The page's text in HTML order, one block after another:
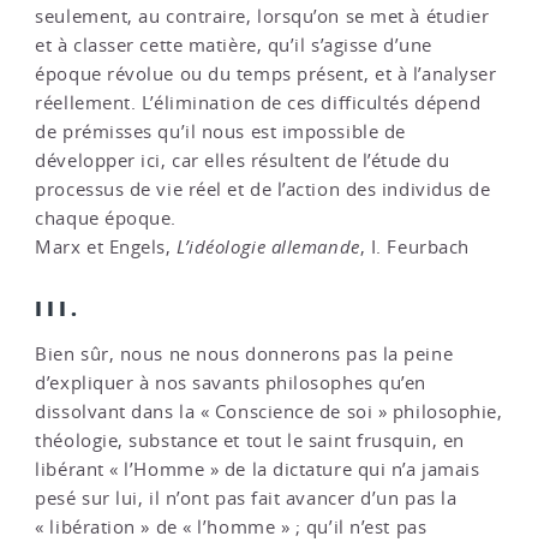
seulement, au contraire, lorsqu’on se met à étudier
et à classer cette matière, qu’il s’agisse d’une
époque révolue ou du temps présent, et à l’analyser
réellement. L’élimination de ces difficultés dépend
de prémisses qu’il nous est impossible de
développer ici, car elles résultent de l’étude du
processus de vie réel et de l’action des individus de
chaque époque.
Marx et Engels, L’idéologie allemande, I. Feurbach
III.
Bien sûr, nous ne nous donnerons pas la peine
d’expliquer à nos savants philosophes qu’en
dissolvant dans la « Conscience de soi » philosophie,
théologie, substance et tout le saint frusquin, en
libérant « l’Homme » de la dictature qui n’a jamais
pesé sur lui, il n’ont pas fait avancer d’un pas la
« libération » de « l’homme » ; qu’il n’est pas